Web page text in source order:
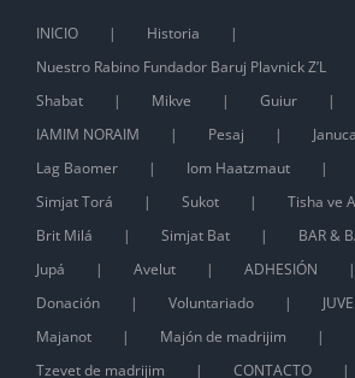
INICIO
Historia
Nuestro Rabino Fundador Baruj Plavnick Z’L
Shabat
Mikve Guiur
IAMIM NORAIM
Pesaj
Januca
Lag Baomer
Iom Haatzmaut
Simjat Torá
Sukot
Tisha ve
Brit Milá
Simjat Bat
BAR &
Jupá
Avelut
ADHESIÓN
Donación
Voluntariado
Majanot
Majón de madrijim
Tzevet de madrijim
CONTACTO